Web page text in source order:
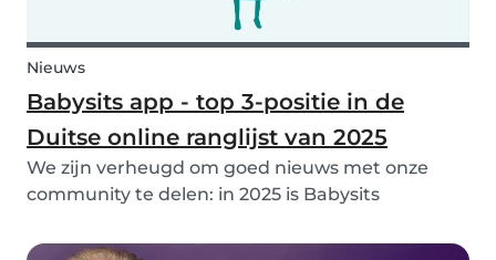
Nieuws
Babysits app - top 3-positie in de
Duitse online ranglijst van 2025
We zijn verheugd om goed nieuws met onze
community te delen: in 2025 is Babysits
bedrijven in de categorie Huishoudelijke hulp &